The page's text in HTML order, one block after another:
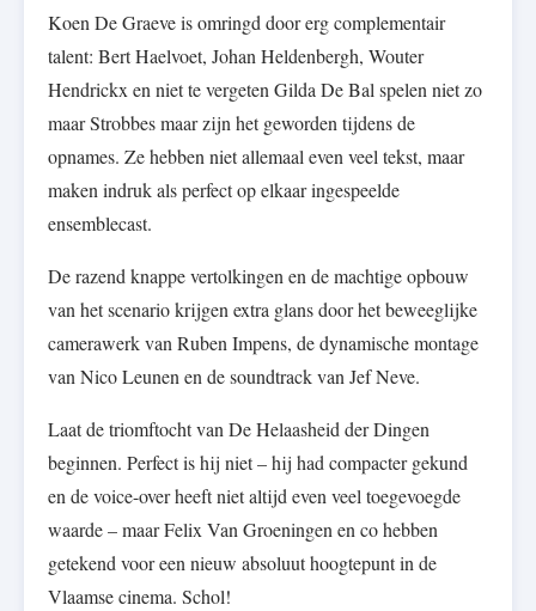
Koen De Graeve is omringd door erg complementair
talent: Bert Haelvoet, Johan Heldenbergh, Wouter
Hendrickx en niet te vergeten Gilda De Bal spelen niet zo
maar Strobbes maar zijn het geworden tijdens de
opnames. Ze hebben niet allemaal even veel tekst, maar
maken indruk als perfect op elkaar ingespeelde
ensemblecast.
De razend knappe vertolkingen en de machtige opbouw
van het scenario krijgen extra glans door het beweeglijke
camerawerk van Ruben Impens, de dynamische montage
van Nico Leunen en de soundtrack van Jef Neve.
Laat de triomftocht van De Helaasheid der Dingen
beginnen. Perfect is hij niet – hij had compacter gekund
en de voice-over heeft niet altijd even veel toegevoegde
waarde – maar Felix Van Groeningen en co hebben
getekend voor een nieuw absoluut hoogtepunt in de
Vlaamse cinema. Schol!